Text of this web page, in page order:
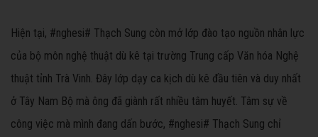
Hiện tại, #nghesi# Thạch Sung còn mở lớp đào tạo nguồn nhân lực
của bộ môn nghệ thuật dù kê tại trường Trung cấp Văn hóa Nghệ
thuật tỉnh Trà Vinh. Đây lớp dạy ca kịch dù kê đầu tiên và duy nhất
ở Tây Nam Bộ mà ông đã giành rất nhiều tâm huyết. Tâm sự về
công việc mà mình đang dấn bước, #nghesi# Thạch Sung chỉ